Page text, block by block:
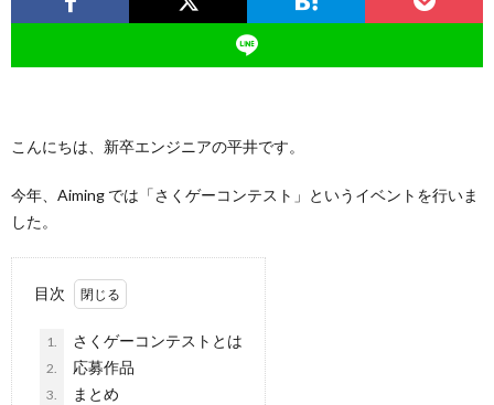
サ
ー
こんにちは、新卒エンジニアの平井です。
今年、Aiming では「さくゲーコンテスト」というイベントを行いま
した。
目次
1. さくゲーコンテストとは
2. 応募作品
3. まとめ